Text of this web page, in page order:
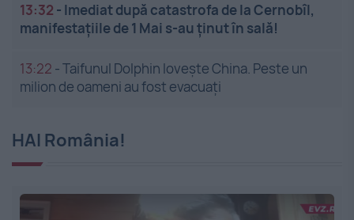
13:32 - Imediat după catastrofa de la Cernobîl,
manifestațiile de 1 Mai s-au ținut în sală!
13:22 -Taifunul Dolphin lovește China. Peste un
milion de oameni au fost evacuați
HAI România!